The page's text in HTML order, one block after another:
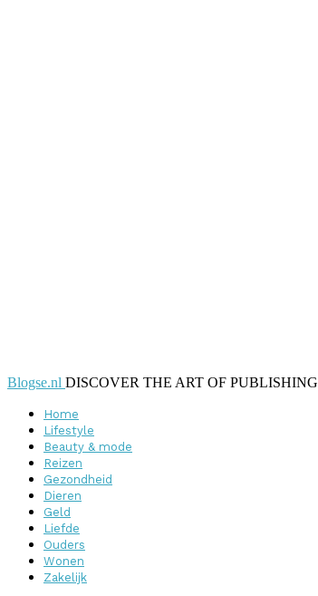
Blogse.nl DISCOVER THE ART OF PUBLISHING
Home
Lifestyle
Beauty & mode
Reizen
Gezondheid
Dieren
Geld
Liefde
Ouders
Wonen
Zakelijk